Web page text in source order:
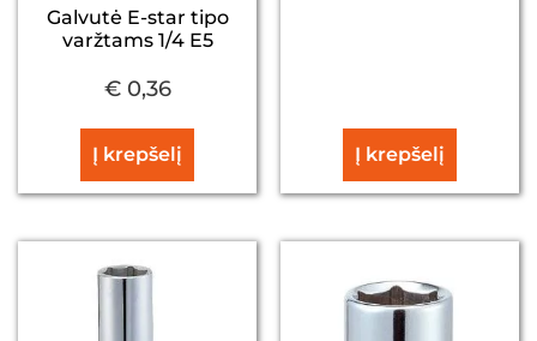
Galvutė E-star tipo
varžtams 1/4 E5
€0,36
Į krepšelį Į krepšelį